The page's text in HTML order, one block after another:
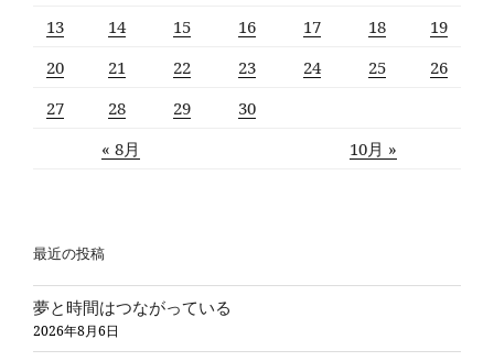
« 8月 10月 »
13
14 15 16 17 18
19
20
21 22 23 24 25
26
27
28 29 30
最近の投稿
夢と時間はつながっている
2026年8月6日